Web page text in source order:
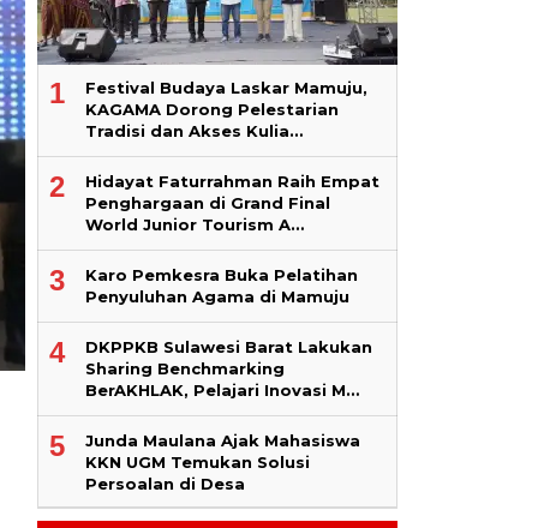
1
Festival Budaya Laskar Mamuju,
KAGAMA Dorong Pelestarian
Tradisi dan Akses Kulia…
2
Hidayat Faturrahman Raih Empat
Penghargaan di Grand Final
World Junior Tourism A…
3
Karo Pemkesra Buka Pelatihan
Penyuluhan Agama di Mamuju
4
DKPPKB Sulawesi Barat Lakukan
Sharing Benchmarking
BerAKHLAK, Pelajari Inovasi M…
5
Junda Maulana Ajak Mahasiswa
KKN UGM Temukan Solusi
Persoalan di Desa